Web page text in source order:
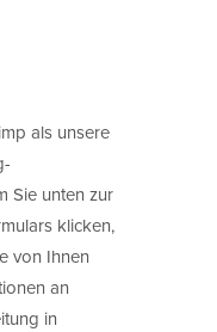
als unsere
Sie unten zur
klicken,
von Ihnen
an
in